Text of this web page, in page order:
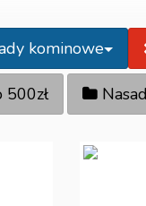
kominowe
500zł